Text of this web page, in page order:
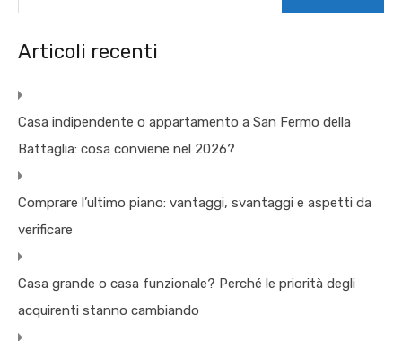
Articoli recenti
Casa indipendente o appartamento a San Fermo della
Battaglia: cosa conviene nel 2026?
Comprare l’ultimo piano: vantaggi, svantaggi e aspetti da
verificare
Casa grande o casa funzionale? Perché le priorità degli
acquirenti stanno cambiando